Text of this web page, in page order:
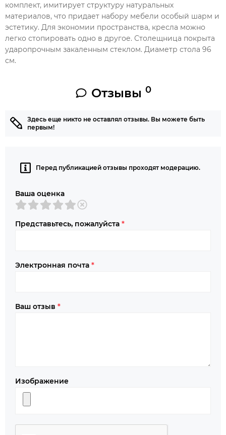
комплект, имитирует структуру натуральных
материалов, что придает набору мебели особый шарм и
эстетику. Для экономии пространства, кресла можно
легко стопировать одно в другое. Столещница покрыта
ударопрочным закаленным стеклом. Диаметр стола 96
см.
Отзывы0
Здесь еще никто не оставлял отзывы. Вы можете быть
первым!
Перед публикацией отзывы проходят модерацию.
Ваша оценка
Представьтесь, пожалуйста *
Электронная почта *
Ваш отзыв *
Изображение